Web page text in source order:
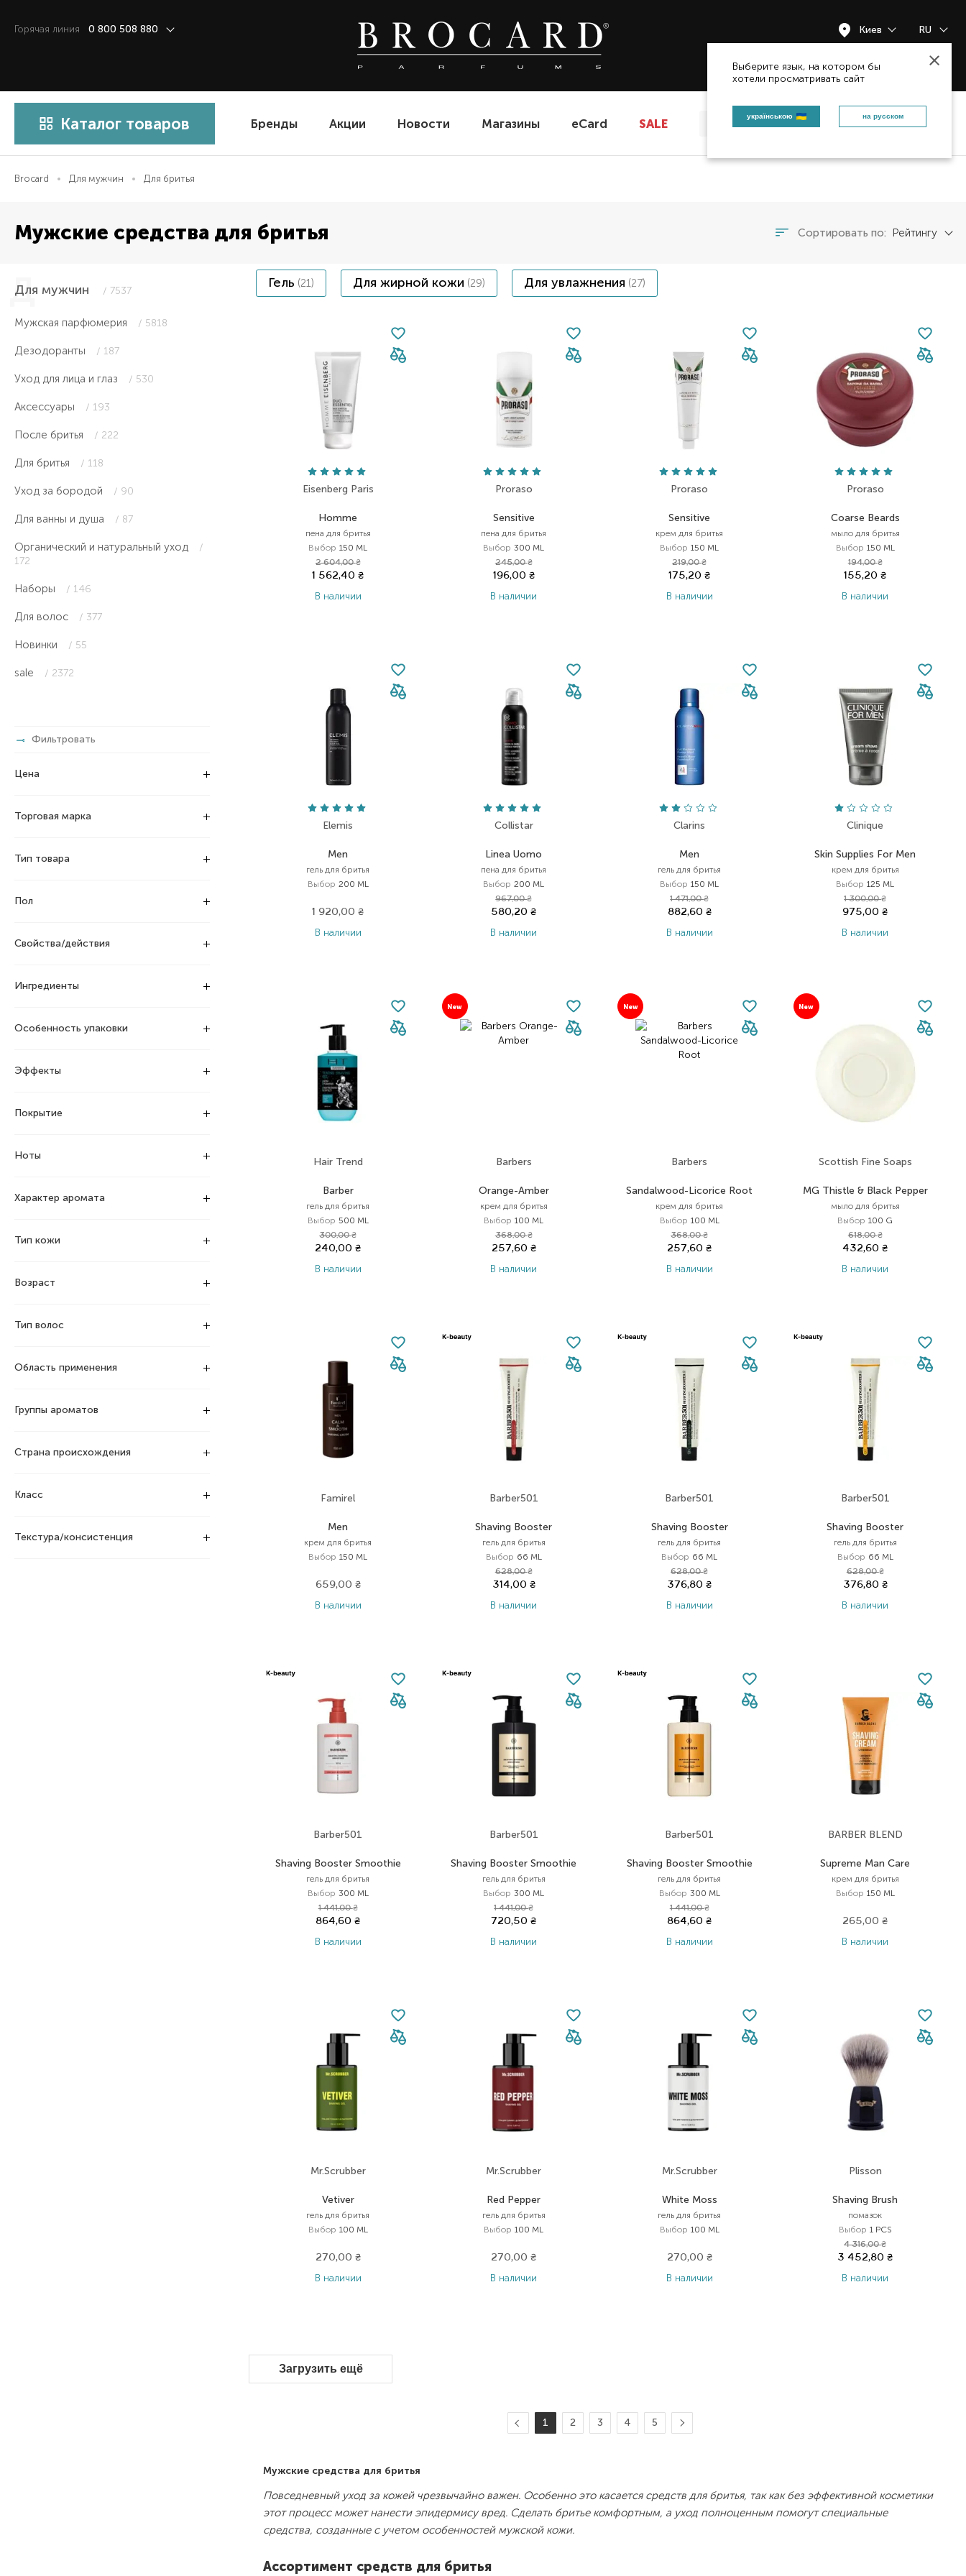
Горячая линия 0 800 508 880 Киев RU
Выберите язык, на котором бы
хотели просматривать сайт
Закрыть
українською на русском
Каталог товаров Бренды Акции Новости Магазины eCard SALE
Brocard Для мужчин Для бритья
Мужские средства для бритья Сортировать по: Рейтингу
Для мужчин / 7537
Мужская парфюмерия / 5818
Дезодоранты / 187
Уход для лица и глаз / 530
Аксессуары / 193
После бритья / 222
Для бритья / 118
Уход за бородой / 90
Для ванны и душа / 87
Органический и натуральный уход
/
172
Наборы / 146
Для волос / 377
Новинки / 55
sale / 2372
Фильтровать
Цена
Торговая марка
Тип товара
Пол
Свойства/действия
Ингредиенты
Особенность упаковки
Эффекты
Покрытие
Ноты
Характер аромата
Тип кожи
Возраст
Тип волос
Область применения
Группы ароматов
Страна происхождения
Класс
Текстура/консистенция
Гель (21) Для жирной кожи (29) Для увлажнения (27)
Eisenberg Paris
Homme
пена для бритья
Выбор 150 ML
2 604,00₴
1 562,40₴
В наличии
Proraso
Sensitive
пена для бритья
Выбор 300 ML
245,00₴
196,00 ₴
В наличии
Proraso
Sensitive
крем для бритья
Выбор 150 ML
219,00₴
175,20₴
В наличии
Proraso
Coarse Beards
мыло для бритья
Выбор 150 ML
194,00₴
155,20₴
В наличии
Elemis
Men
гель для бритья
Выбор 200 ML
1 920,00₴
В наличии
Collistar
Linea Uomo
пена для бритья
Выбор 200 ML
967,00₴
580,20₴
В наличии
Clarins
Men
гель для бритья
Выбор 150 ML
1 471,00₴
882,60 ₴
В наличии
Clinique
Skin Supplies For Men
крем для бритья
Выбор 125 ML
1 300,00₴
975,00₴
В наличии
Hair Trend
Barber
гель для бритья
Выбор 500 ML
300,00₴
240,00₴
В наличии
New
Barbers
Orange-Amber
крем для бритья
Выбор 100 ML
368,00₴
257,60 ₴
В наличии
New
Barbers
Sandalwood-Licorice Root
крем для бритья
Выбор 100 ML
368,00₴
257,60₴
В наличии
New
Scottish Fine Soaps
MG Thistle & Black Pepper
мыло для бритья
Выбор 100 G
618,00₴
432,60₴
В наличии
Famirel
Men
крем для бритья
Выбор 150 ML
659,00 ₴
В наличии
Barber501
Shaving Booster
гель для бритья
Выбор 66 ML
628,00₴
314,00 ₴
В наличии
Barber501
Shaving Booster
гель для бритья
Выбор 66 ML
628,00₴
376,80₴
В наличии
Barber501
Shaving Booster
гель для бритья
Выбор 66 ML
628,00₴
376,80 ₴
В наличии
Barber501
Shaving Booster Smoothie
гель для бритья
Выбор 300 ML
1 441,00₴
864,60₴
В наличии
Barber501
Shaving Booster Smoothie
гель для бритья
Выбор 300 ML
1 441,00₴
720,50₴
В наличии
Barber501
Shaving Booster Smoothie
гель для бритья
Выбор 300 ML
1 441,00₴
864,60₴
В наличии
BARBER BLEND
Supreme Man Care
крем для бритья
Выбор 150 ML
265,00₴
В наличии
Mr.Scrubber
Vetiver
гель для бритья
Выбор 100 ML
270,00 ₴
В наличии
Mr.Scrubber
Red Pepper
гель для бритья
Выбор 100 ML
270,00₴
В наличии
Mr.Scrubber
White Moss
гель для бритья
Выбор 100 ML
270,00 ₴
В наличии
Plisson
Shaving Brush
помазок
Выбор 1 PCS
4 316,00₴
3 452,80₴
В наличии
Загрузить ещё
1 2 3 4 5
Мужские средства для бритья
Повседневный уход за кожей чрезвычайно важен. Особенно это касается средств для бритья, так как без эффективной косметики
этот процесс может нанести эпидермису вред. Сделать бритье комфортным, а уход полноценным помогут специальные
средства, созданные с учетом особенностей мужской кожи.
Ассортимент средств для бритья